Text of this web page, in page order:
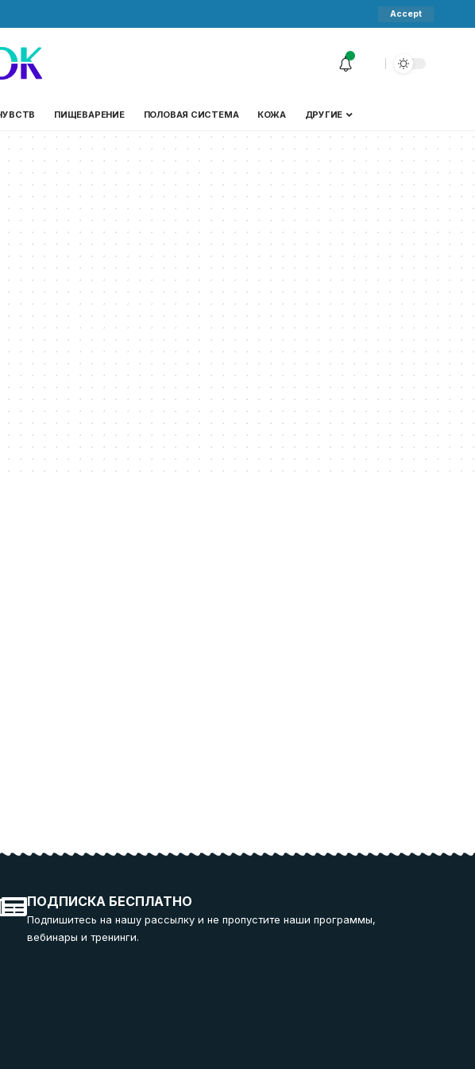
Accept
ПИЩЕВАРЕНИЕ ПОЛОВАЯ СИСТЕМА КОЖА ДРУГИЕ
ПОДПИСКА БЕСПЛАТНО
Подпишитесь на нашу рассылку и не пропустите наши программы,
вебинары и тренинги.